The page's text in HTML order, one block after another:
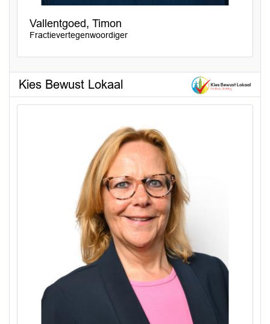
Vallentgoed, Timon
Fractievertegenwoordiger
Kies Bewust Lokaal